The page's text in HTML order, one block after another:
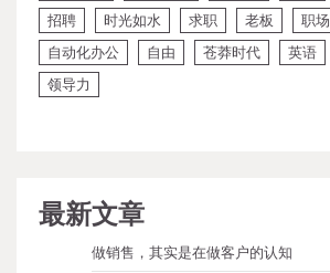
招聘
时光如水 求职 老板 职场
自动化办公
自由 苍莽时代 英语
领导力
最新文章
做销售，其实是在做客户的认知